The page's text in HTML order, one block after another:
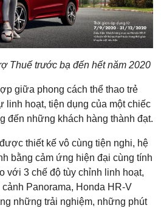
Thuế trước bạ đến hết năm 2020
giữa phong cách thể thao trẻ
linh hoạt, tiện dụng của một chiếc
đến những khách hàng thành đạt.
thiết kế vô cùng tiện nghi, hệ
bằng cảm ứng hiện đại cùng tính
với 3 chế độ tùy chỉnh linh hoạt,
Panorama, Honda HR-V
những trải nghiệm, những phút